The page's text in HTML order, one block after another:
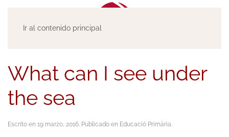
Ir al contenido principal
What can I see under
the sea
Escrito en 19 marzo, 2016. Publicado en Educació Primària.